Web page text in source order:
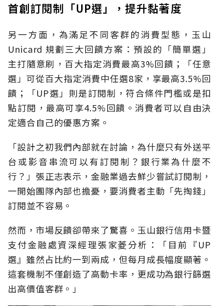
首創訂閱制「UP選」，提升黏著度
另一方面，為滿足不同客群的消費型態，玉山
Unicard 規劃三大回饋方案：預設的「簡單選」
主打隨意刷，百大指定消費最高3%回饋；「任意
選」可從百大指定消費中任選8家，享最高3.5%回
饋；「UP選」則是訂閱制，符合條件門檻或是扣
點訂閱，最高可享4.5%回饋。消費者可以自由決
定適合自己的優惠方案。
「設計之初我們內部就在討論，為什麼只有外送平
台或影音串流可以有訂閱制？銀行業為什麼不
行？」張正志表示，金融業過去鮮少嘗試訂閱制，
一開始團隊內部也擔憂，要消費者主動「先掏錢」
訂閱並不容易。
然而，市場反饋卻帶來了驚喜。玉山銀行信用卡暨
支付金融處資深經理張家菱分析：「目前『UP
選』雖然占比約一到兩成，但每月成長幅度顯著。
這套機制不僅創造了高動卡率，更成功為銀行篩選
出高價值客群。」